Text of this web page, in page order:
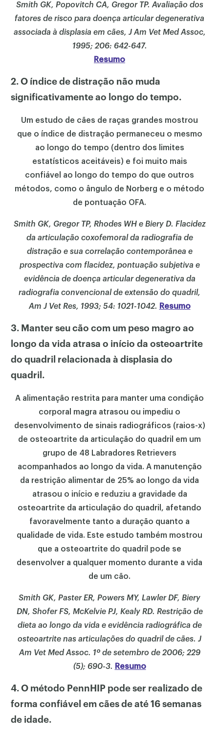
Smith GK, Popovitch CA, Gregor TP. Avaliação dos
fatores de risco para doença articular degenerativa
associada à displasia em cães, J Am Vet Med Assoc,
1995; 206: 642-647.
Resumo
2. O índice de distração não muda
significativamente ao longo do tempo.
Um estudo de cães de raças grandes mostrou
que o índice de distração permaneceu o mesmo
ao longo do tempo (dentro dos limites
estatísticos aceitáveis) e foi muito mais
confiável ao longo do tempo do que outros
métodos, como o ângulo de Norberg e o método
de pontuação OFA.
Smith GK, Gregor TP, Rhodes WH e Biery D. Flacidez
da articulação coxofemoral da radiografia de
distração e sua correlação contemporânea e
prospectiva com flacidez, pontuação subjetiva e
evidência de doença articular degenerativa da
radiografia convencional de extensão do quadril,
Am J Vet Res, 1993; 54: 1021-1042. Resumo
3. Manter seu cão com um peso magro ao
longo da vida atrasa o início da osteoartrite
do quadril relacionada à displasia do
quadril.
A alimentação restrita para manter uma condição
corporal magra atrasou ou impediu o
desenvolvimento de sinais radiográficos (raios-x)
de osteoartrite da articulação do quadril em um
grupo de 48 Labradores Retrievers
acompanhados ao longo da vida. A manutenção
da restrição alimentar de 25% ao longo da vida
atrasou o início e reduziu a gravidade da
osteoartrite da articulação do quadril, afetando
favoravelmente tanto a duração quanto a
qualidade de vida. Este estudo também mostrou
que a osteoartrite do quadril pode se
desenvolver a qualquer momento durante a vida
de um cão.
Smith GK, Paster ER, Powers MY, Lawler DF, Biery
DN, Shofer FS, McKelvie PJ, Kealy RD. Restrição de
dieta ao longo da vida e evidência radiográfica de
osteoartrite nas articulações do quadril de cães. J
Am Vet Med Assoc. 1º de setembro de 2006; 229
(5); 690-3. Resumo
4. O método PennHIP pode ser realizado de
forma confiável em cães de até 16 semanas
de idade.